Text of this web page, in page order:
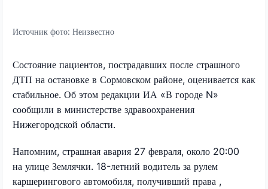
Источник фото: Неизвестно
Состояние пациентов, пострадавших после страшного
ДТП на остановке в Сормовском районе, оценивается как
стабильное. Об этом редакции ИА «В городе N»
сообщили в министерстве здравоохранения
Нижегородской области.
Напомним, страшная авария 27 февраля, около 20:00
на улице Землячки. 18-летний водитель за рулем
каршерингового автомобиля, получивший права ,